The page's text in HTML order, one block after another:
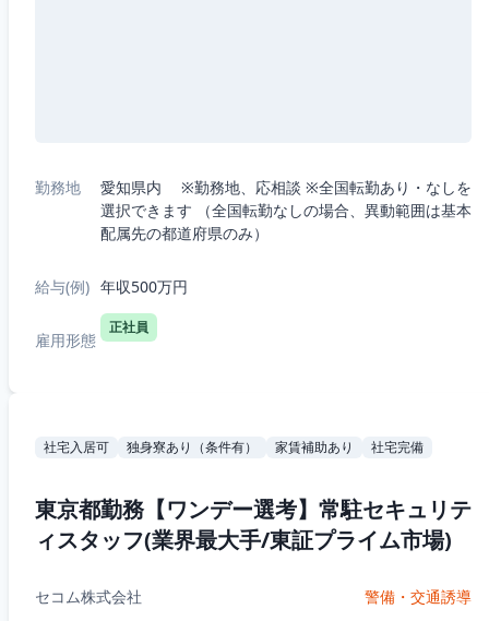
勤務地
愛知県内 ※勤務地、応相談 ※全国転勤あり・なしを
選択できます （全国転勤なしの場合、異動範囲は基本
配属先の都道府県のみ）
給与(例) 年収500万円
雇用形態
正社員
社宅入居可 独身寮あり（条件有） 家賃補助あり 社宅完備
東京都勤務【ワンデー選考】常駐セキュリテ
ィスタッフ(業界最大手/東証プライム市場)
セコム株式会社 警備・交通誘導